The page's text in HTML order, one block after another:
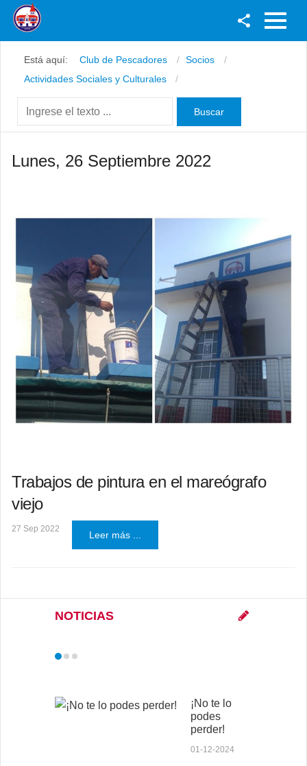
Youtube
Instagram
Está aquí: Club de Pescadores
Socios
Actividades Sociales y Culturales
Lunes, 26 Septiembre 2022
Trabajos de pintura en el mareógrafo
viejo
27 Sep 2022
Leer más ...
NOTICIAS
¡No te lo
podes
perder!
01-12-2024